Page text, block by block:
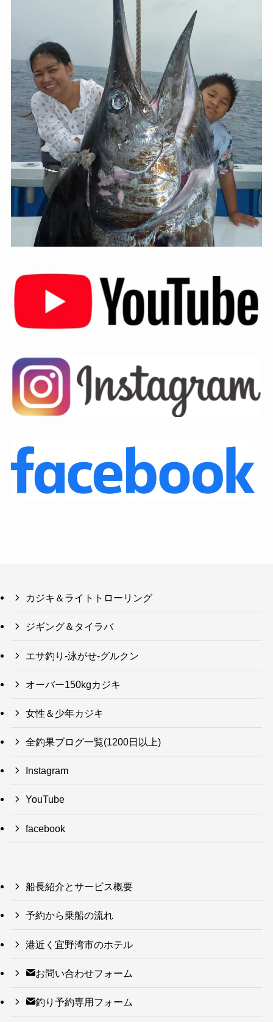
カジキ＆ライトトローリング
ジギング＆タイラバ
エサ釣り-泳がせ-グルクン
オーバー150kgカジキ
女性＆少年カジキ
全釣果ブログ一覧(1200日以上)
Instagram
YouTube
facebook
船長紹介とサービス概要
予約から乗船の流れ
港近く宜野湾市のホテル
お問い合わせフォーム
釣り予約専用フォーム